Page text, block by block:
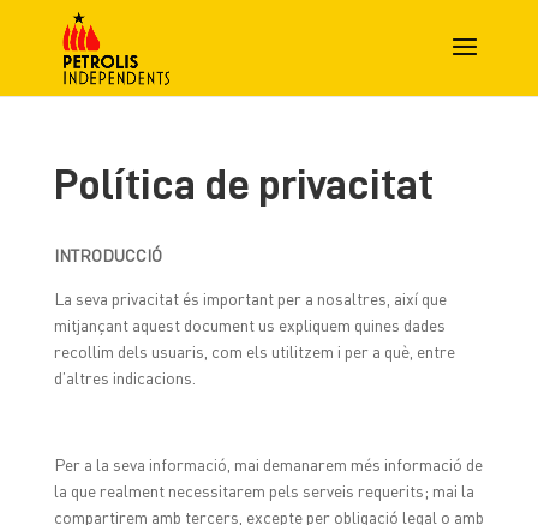
Política de privacitat
INTRODUCCIÓ
La seva privacitat és important per a nosaltres, així que
mitjançant aquest document us expliquem quines dades
recollim dels usuaris, com els utilitzem i per a què, entre
d’altres indicacions.
Per a la seva informació, mai demanarem més informació de
la que realment necessitarem pels serveis requerits; mai la
compartirem amb tercers, excepte per obligació legal o amb